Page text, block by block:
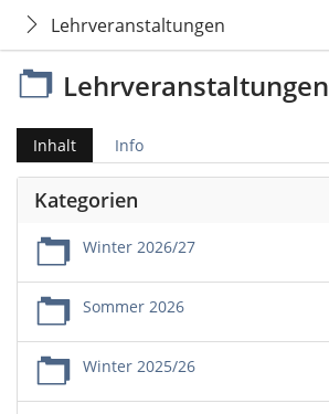
Lehrveranstaltungen
Lehrveranstaltungen
Inhalt Info
Kategorien
Winter 2026/27
Sommer 2026
Winter 2025/26